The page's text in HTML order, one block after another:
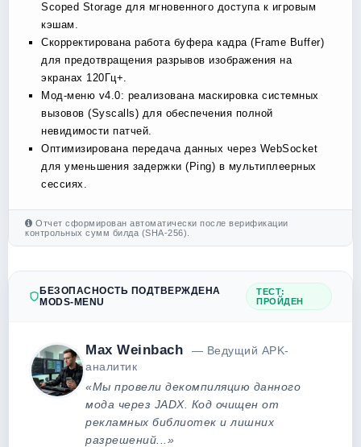
Scoped Storage для мгновенного доступа к игровым
кэшам.
Скорректирована работа буфера кадра (Frame Buffer)
для предотвращения разрывов изображения на
экранах 120Гц+.
Мод-меню v4.0: реализована маскировка системных
вызовов (Syscalls) для обеспечения полной
невидимости патчей.
Оптимизирована передача данных через WebSocket
для уменьшения задержки (Ping) в мультиплеерных
сессиях.
Отчет сформирован автоматически после верификации
контрольных сумм билда (SHA-256).
БЕЗОПАСНОСТЬ ПОДТВЕРЖДЕНА
MODS-MENU
ТЕСТ:
ПРОЙДЕН
Max Weinbach
— Ведущий APK-
аналитик
«Мы провели декомпиляцию данного
мода через JADX. Код очищен от
рекламных библиотек и лишних
разрешений...»